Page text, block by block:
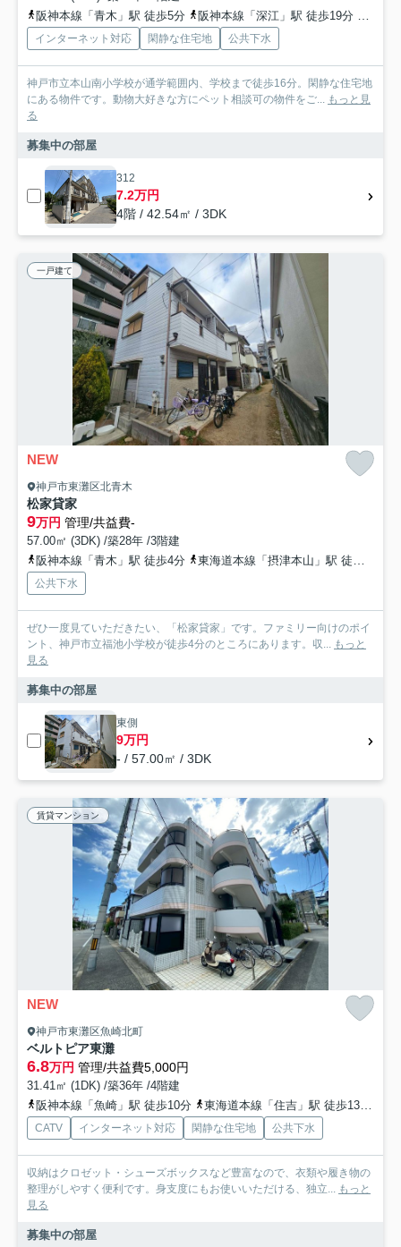
阪神本線「青木」駅 徒歩5分
阪神本線「深江」駅 徒歩19分
インターネット対応 閑静な住宅地 公共下水
神戸市立本山南小学校が通学範囲内、学校まで徒歩16分。閑静な住宅地
にある物件です。動物大好きな方にペット相談可の物件をご... もっと見
る
募集中の部屋
312
7.2万円
4階 / 42.54㎡ / 3DK
一戸建て
NEW
神戸市東灘区北青木
松家貸家
9万円 管理/共益費-
57.00㎡ (3DK) /築28年 /3階建
阪神本線「青木」駅 徒歩4分
東海道本線「摂津本山」駅 徒歩14分
公共下水
ぜひ一度見ていただきたい、「松家貸家」です。ファミリー向けのポイ
ント、神戸市立福池小学校が徒歩4分のところにあります。収... もっと
見る
募集中の部屋
東側
9万円
- / 57.00㎡ / 3DK
賃貸マンション
NEW
神戸市東灘区魚崎北町
ベルトピア東灘
6.8万円 管理/共益費5,000円
31.41㎡ (1DK) /築36年 /4階建
阪神本線「魚崎」駅 徒歩10分
東海道本線「住吉」駅 徒歩13分
CATV インターネット対応 閑静な住宅地 公共下水
収納はクロゼット・シューズボックスなど豊富なので、衣類や履き物の
整理がしやすく便利です。身支度にもお使いいただける、独立... もっと
見る
募集中の部屋